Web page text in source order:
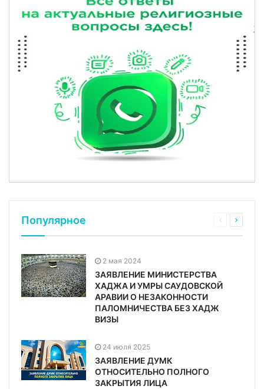
Популярное
2 мая 2024
ЗАЯВЛЕНИЕ МИНИСТЕРСТВА
ХАДЖА И УМРЫ САУДОВСКОЙ
АРАВИИ О НЕЗАКОННОСТИ
ПАЛОМНИЧЕСТВА БЕЗ ХАДЖ
ВИЗЫ
24 июля 2025
ЗАЯВЛЕНИЕ ДУМК
ОТНОСИТЕЛЬНО ПОЛНОГО
ЗАКРЫТИЯ ЛИЦА